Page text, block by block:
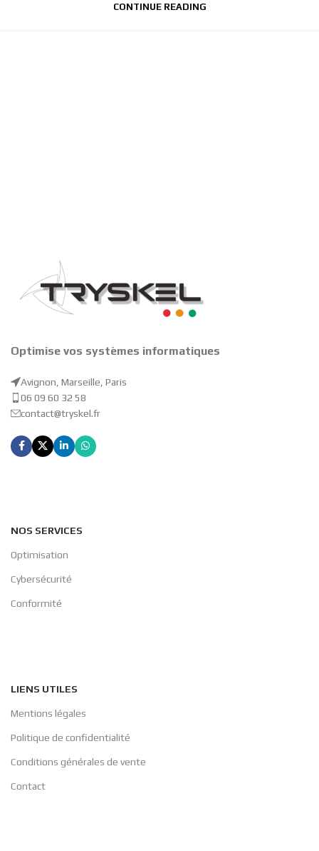
CONTINUE READING
Optimise vos systèmes informatiques
Avignon, Marseille, Paris
06 09 60 32 58
contact@tryskel.fr
NOS SERVICES
Optimisation
Cybersécurité
Conformité
LIENS UTILES
Mentions légales
Politique de confidentialité
Conditions générales de vente
Contact